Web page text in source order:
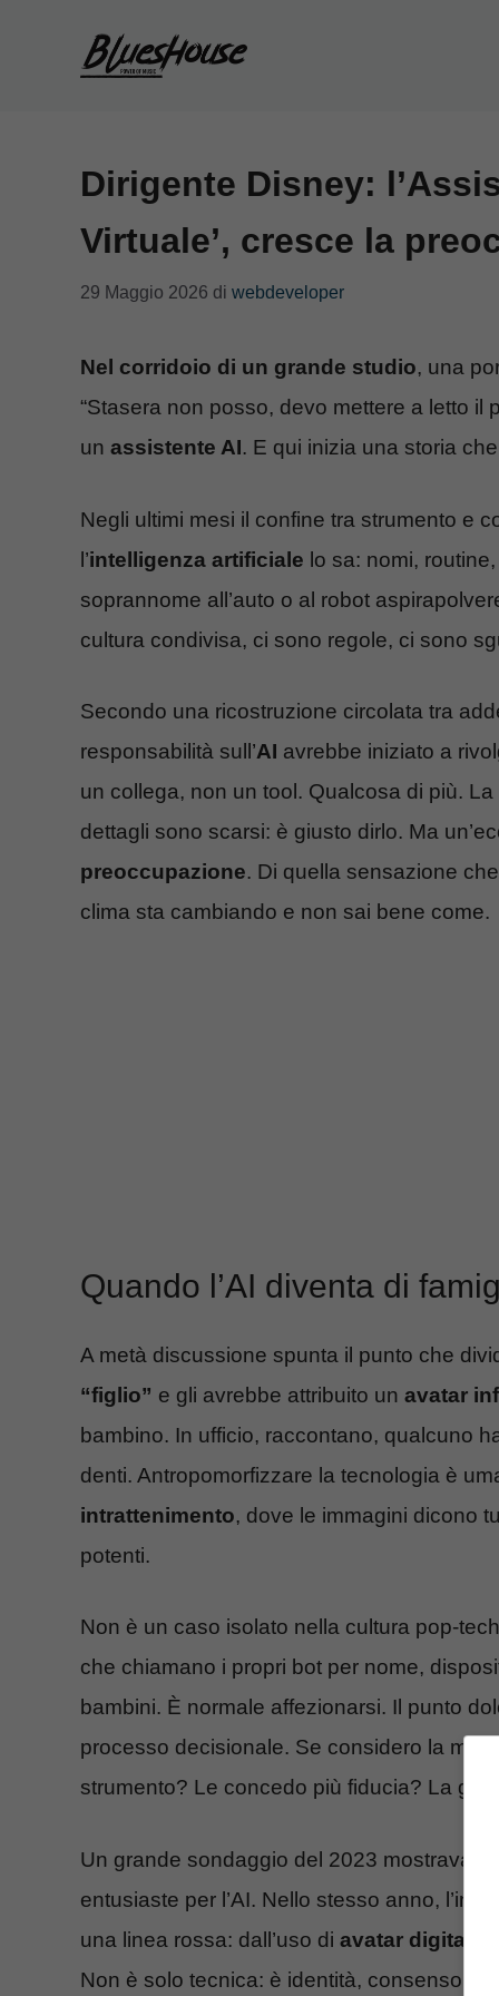
Dirigente Disney:
Virtuale’, cresce la
29 Maggio 2026 di webdeveloper
Nel corridoio di un grande studio, una
“Stasera non posso, devo mettere a letto il
un assistente AI. E qui inizia una storia
Negli ultimi mesi il confine tra strumento e
l’intelligenza artificiale lo sa: nomi,
soprannome all’auto o al robot
cultura condivisa, ci sono regole, ci sono
Secondo una ricostruzione circolata tra
responsabilità sull’AI avrebbe iniziato a
un collega, non un tool. Qualcosa di più.
dettagli sono scarsi: è giusto dirlo. Ma
preoccupazione. Di quella sensazione
clima sta cambiando e non sai bene come.
Quando l’AI diventa di
A metà discussione spunta il punto che
“figlio” e gli avrebbe attribuito un avatar
bambino. In ufficio, raccontano, qualcuno
denti. Antropomorfizzare la tecnologia è
intrattenimento, dove le immagini dicono
potenti.
Non è un caso isolato nella cultura pop-
che chiamano i propri bot per nome,
bambini. È normale affezionarsi. Il punto
processo decisionale. Se considero la mia
strumento? Le concedo più fiducia? La
Un grande sondaggio del 2023 mostrava
entusiaste per l’AI. Nello stesso anno,
una linea rossa: dall’uso di avatar digitali
Non è solo tecnica: è identità, consenso,